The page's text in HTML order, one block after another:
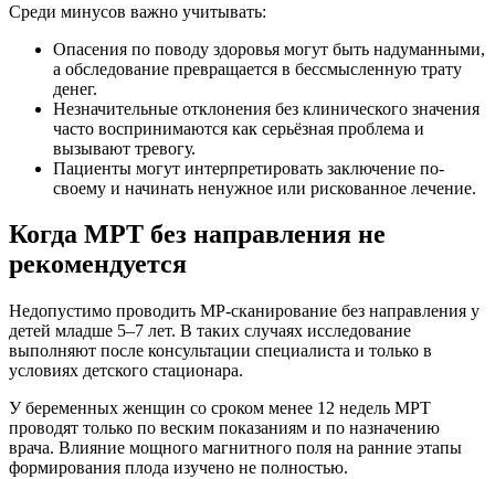
Среди минусов важно учитывать:
Опасения по поводу здоровья могут быть надуманными,
а обследование превращается в бессмысленную трату
денег.
Незначительные отклонения без клинического значения
часто воспринимаются как серьёзная проблема и
вызывают тревогу.
Пациенты могут интерпретировать заключение по-
своему и начинать ненужное или рискованное лечение.
Когда МРТ без направления не
рекомендуется
Недопустимо проводить МР-сканирование без направления у
детей младше 5–7 лет. В таких случаях исследование
выполняют после консультации специалиста и только в
условиях детского стационара.
У беременных женщин со сроком менее 12 недель МРТ
проводят только по веским показаниям и по назначению
врача. Влияние мощного магнитного поля на ранние этапы
формирования плода изучено не полностью.